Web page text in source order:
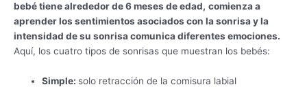
bebé tiene alrededor de 6 meses de edad, comienza a
aprender los sentimientos asociados con la sonrisa y la
intensidad de su sonrisa comunica diferentes emociones.
Aquí, los cuatro tipos de sonrisas que muestran los bebés:
Simple: solo retracción de la comisura labial